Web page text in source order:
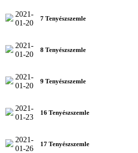
2021-
01-20
7 Tenyészszemle
2021-
01-20
8 Tenyészszemle
2021-
01-20
9 Tenyészszemle
2021-
01-23
16 Tenyészszemle
2021-
01-26
17 Tenyészszemle